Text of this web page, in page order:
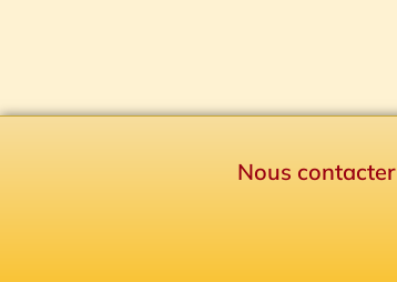
Nous contacter